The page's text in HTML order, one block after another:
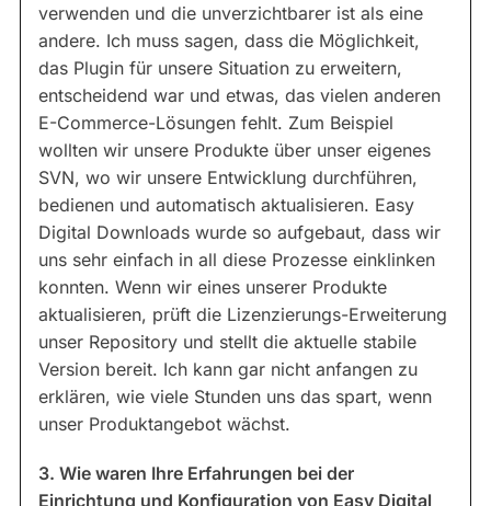
verwenden und die unverzichtbarer ist als eine
andere. Ich muss sagen, dass die Möglichkeit,
das Plugin für unsere Situation zu erweitern,
entscheidend war und etwas, das vielen anderen
E-Commerce-Lösungen fehlt. Zum Beispiel
wollten wir unsere Produkte über unser eigenes
SVN, wo wir unsere Entwicklung durchführen,
bedienen und automatisch aktualisieren. Easy
Digital Downloads wurde so aufgebaut, dass wir
uns sehr einfach in all diese Prozesse einklinken
konnten. Wenn wir eines unserer Produkte
aktualisieren, prüft die Lizenzierungs-Erweiterung
unser Repository und stellt die aktuelle stabile
Version bereit. Ich kann gar nicht anfangen zu
erklären, wie viele Stunden uns das spart, wenn
unser Produktangebot wächst.
3. Wie waren Ihre Erfahrungen bei der
Einrichtung und Konfiguration von Easy Digital